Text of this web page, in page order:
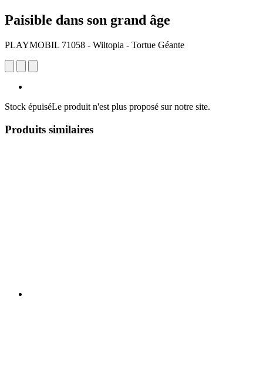
Paisible dans son grand âge
PLAYMOBIL 71058 - Wiltopia - Tortue Géante
Stock épuiséLe produit n'est plus proposé sur notre site.
Produits similaires